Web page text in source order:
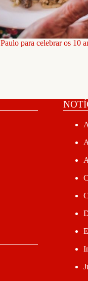
para celebrar os 10